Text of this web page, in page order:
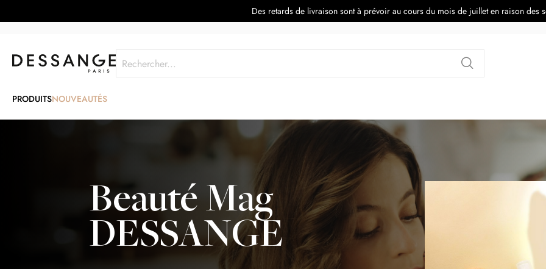
Des retards de livraison sont à prévoir au cours du mois de juillet en raison des
Rechercher
PRODUITSNOUVEAUTÉS
Beauté Mag
DESSANGE